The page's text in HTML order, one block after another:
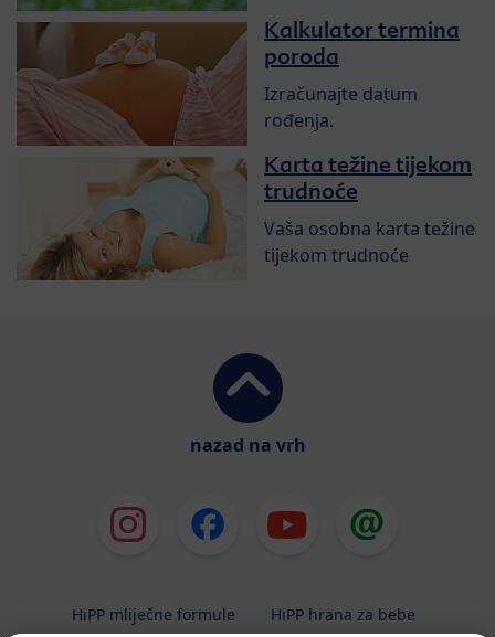
Kalkulator termina
poroda
Izračunajte datum
rođenja.
Karta težine tijekom
trudnoće
Vaša osobna karta težine
tijekom trudnoće
nazad na vrh
HiPP mliječne formule
HiPP hrana za bebe